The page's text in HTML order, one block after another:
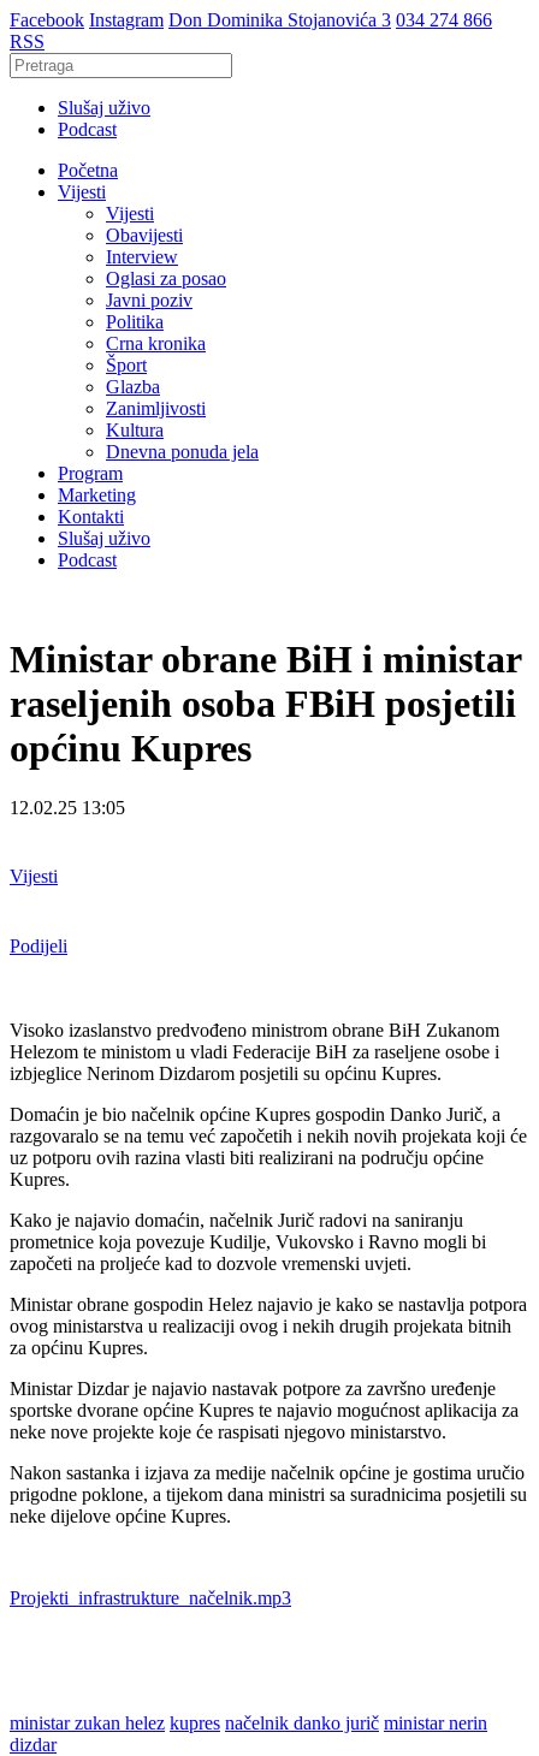
Facebook Instagram Don Dominika Stojanovića 3 034 274 866
RSS
Slušaj uživo
Podcast
Početna
Vijesti
Vijesti
Obavijesti
Interview
Oglasi za posao
Javni poziv
Politika
Crna kronika
Šport
Glazba
Zanimljivosti
Kultura
Dnevna ponuda jela
Program
Marketing
Kontakti
Slušaj uživo
Podcast
Ministar obrane BiH i ministar
raseljenih osoba FBiH posjetili
općinu Kupres
12.02.25 13:05
Vijesti
Podijeli
Visoko izaslanstvo predvođeno ministrom obrane BiH Zukanom
Helezom te ministom u vladi Federacije BiH za raseljene osobe i
izbjeglice Nerinom Dizdarom posjetili su općinu Kupres.
Domaćin je bio načelnik općine Kupres gospodin Danko Jurič, a
razgovaralo se na temu već započetih i nekih novih projekata koji će
uz potporu ovih razina vlasti biti realizirani na području općine
Kupres.
Kako je najavio domaćin, načelnik Jurič radovi na saniranju
prometnice koja povezuje Kudilje, Vukovsko i Ravno mogli bi
započeti na proljeće kad to dozvole vremenski uvjeti.
Ministar obrane gospodin Helez najavio je kako se nastavlja potpora
ovog ministarstva u realizaciji ovog i nekih drugih projekata bitnih
za općinu Kupres.
Ministar Dizdar je najavio nastavak potpore za završno uređenje
sportske dvorane općine Kupres te najavio mogućnost aplikacija za
neke nove projekte koje će raspisati njegovo ministarstvo.
Nakon sastanka i izjava za medije načelnik općine je gostima uručio
prigodne poklone, a tijekom dana ministri sa suradnicima posjetili su
neke dijelove općine Kupres.
Projekti_infrastrukture_načelnik.mp3
ministar zukan helez kupres načelnik danko jurič ministar nerin
dizdar